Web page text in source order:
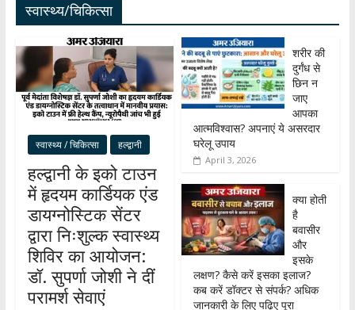
स्वास्थ्य/चिकित्सा
स्वास्थ्य / चिकित्सा हल्द्वानी
हल्द्वानी के इको टाउन
में हृदयम कार्डियक एंड
डायग्नोस्टिक सेंटर
द्वारा निःशुल्क स्वास्थ्य
शिविर का आयोजन:
डॉ. सुपर्णा जोशी ने दीं
परामर्श सेवाएं
शरीर की
दुर्गंध से
छिन न
जाए
आपका
आत्मविश्वास? अपनाएं ये असरदार
घरेलू उपाय
April 3, 2026
क्या होती
है
बवासीर
और
इसके
लक्षण? कैसे करें इसका इलाज?
कब करें डॉक्टर से संपर्क? अधिक
जानकारी के लिए पढ़िए पूरा